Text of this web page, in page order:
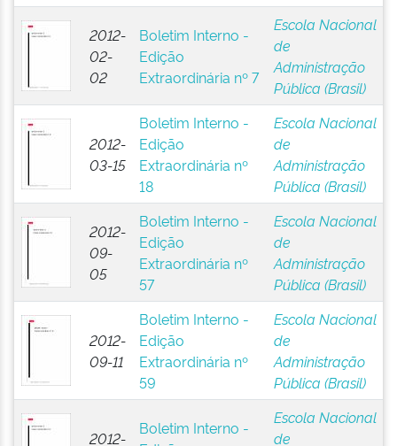
2012-
02-
02
Boletim Interno -
Edição
Extraordinária nº 7
Escola Nacional
de
Administração
Pública (Brasil)
2012-
03-15
Boletim Interno -
Edição
Extraordinária nº
18
Escola Nacional
de
Administração
Pública (Brasil)
2012-
09-
05
Boletim Interno -
Edição
Extraordinária nº
57
Escola Nacional
de
Administração
Pública (Brasil)
2012-
09-11
Boletim Interno -
Edição
Extraordinária nº
59
Escola Nacional
de
Administração
Pública (Brasil)
2012-
Boletim Interno -
Escola Nacional
de